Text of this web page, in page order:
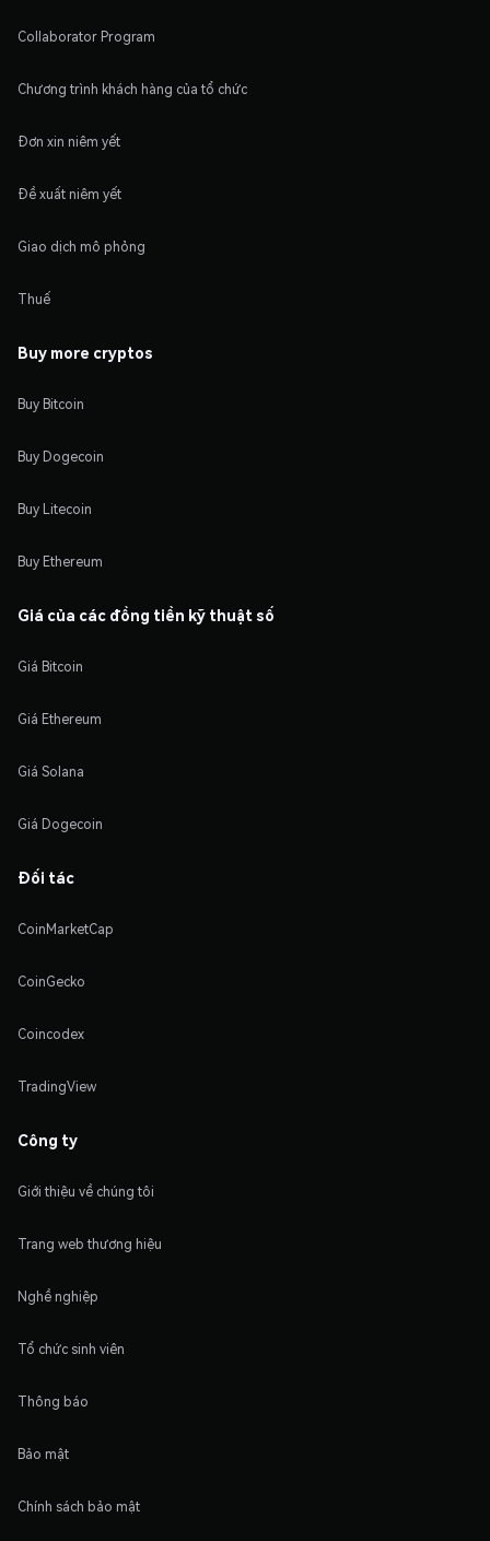
Collaborator Program
Chương trình khách hàng của tổ chức
Đơn xin niêm yết
Đề xuất niêm yết
Giao dịch mô phỏng
Thuế
Buy more cryptos
Buy Bitcoin
Buy Dogecoin
Buy Litecoin
Buy Ethereum
Giá của các đồng tiền kỹ thuật số
Giá Bitcoin
Giá Ethereum
Giá Solana
Giá Dogecoin
Đối tác
CoinMarketCap
CoinGecko
Coincodex
TradingView
Công ty
Giới thiệu về chúng tôi
Trang web thương hiệu
Nghề nghiệp
Tổ chức sinh viên
Thông báo
Bảo mật
Chính sách bảo mật